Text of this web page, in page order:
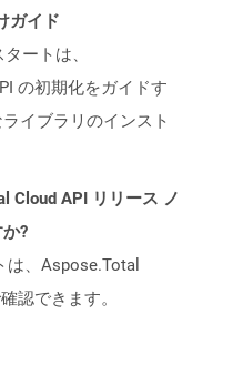
ガイド
ートは、
の初期化をガイドす
イブラリのインスト
Cloud API リリース ノ
?
は、Aspose.Total
認できます。